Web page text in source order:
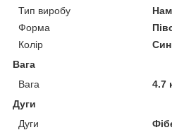
Тип виробу
Форма
Колір
Вага
Вага
4.7
Дуги
Дуги